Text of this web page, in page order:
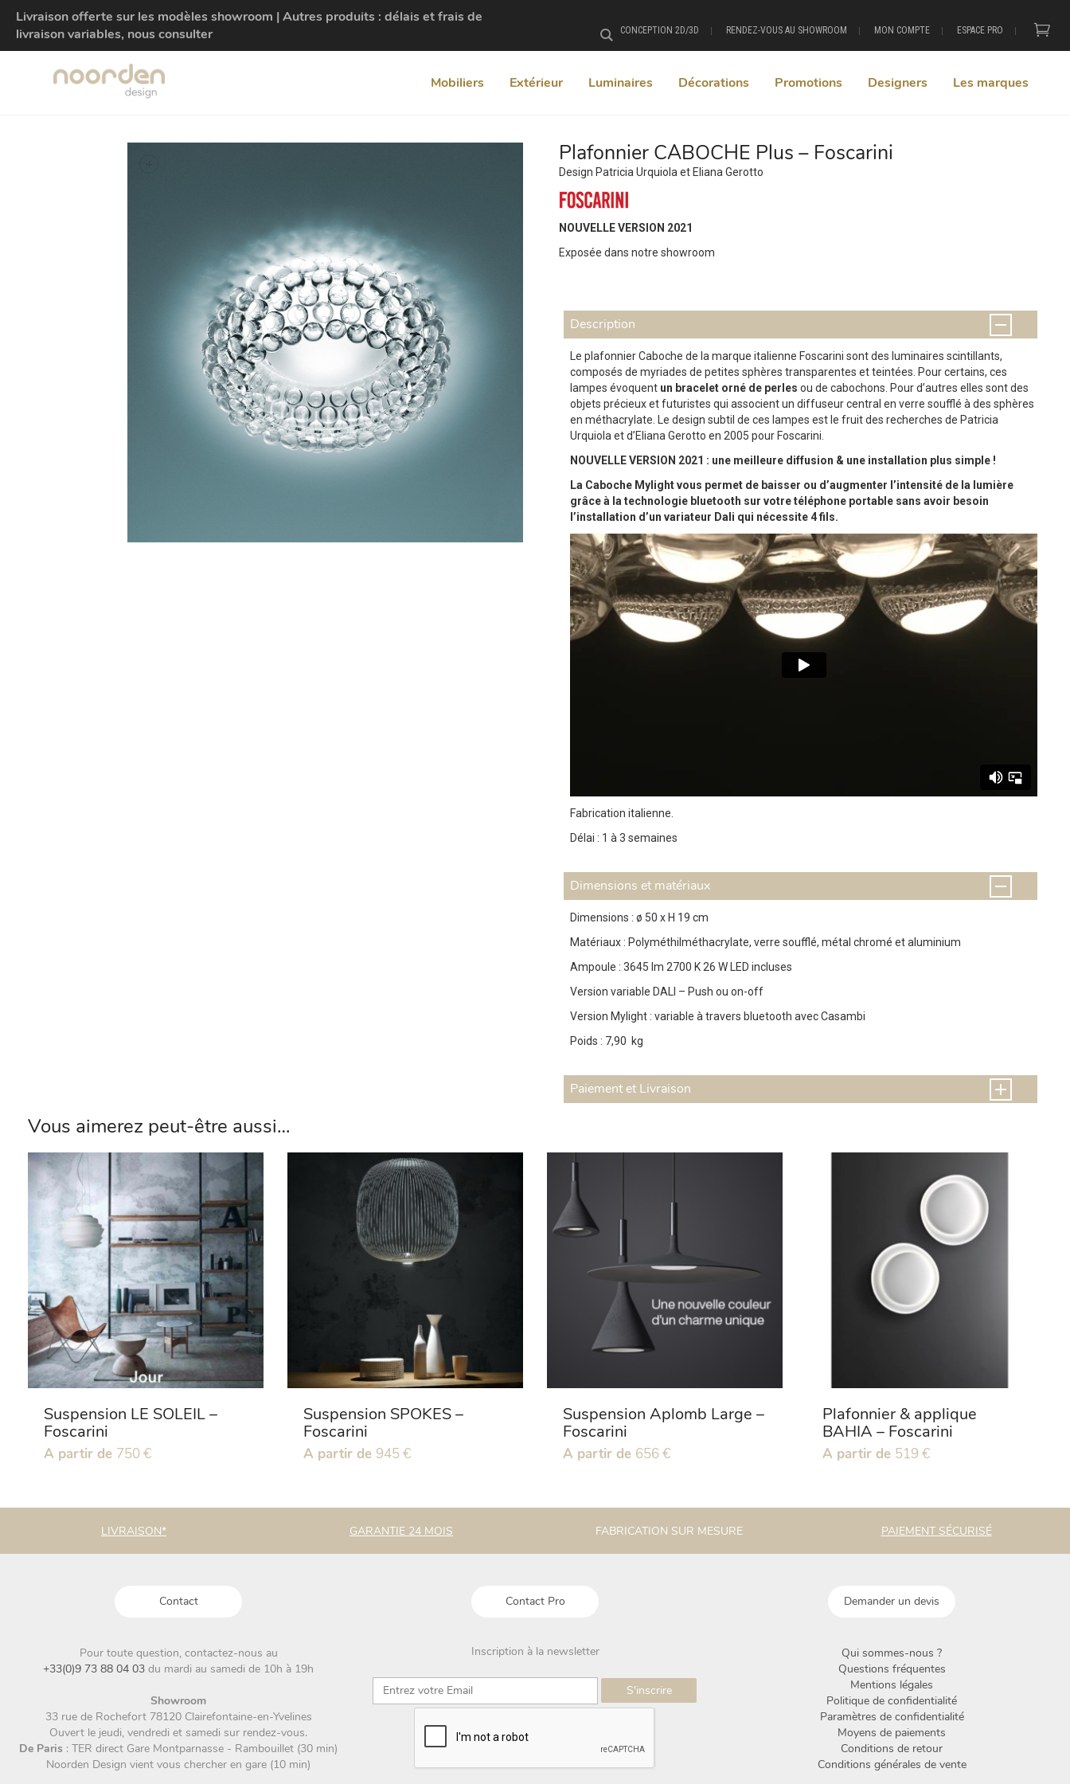
Livraison offerte sur les modèles showroom | Autres produits : délais et frais de
livraison variables, nous consulter
CONCEPTION 2D/3D RENDEZ-VOUS AU SHOWROOM MON COMPTE ESPACE PRO
Mobiliers Extérieur Luminaires Décorations Promotions Designers Les marques
Rechercher
Plafonnier CABOCHE Plus – Foscarini
Design Patricia Urquiola et Eliana Gerotto
NOUVELLE VERSION 2021
Exposée dans notre showroom
Description
Le plafonnier Caboche de la marque italienne Foscarini sont des luminaires scintillants,
composés de myriades de petites sphères transparentes et teintées. Pour certains, ces
lampes évoquent un bracelet orné de perles ou de cabochons. Pour d’autres elles sont des
objets précieux et futuristes qui associent un diffuseur central en verre soufflé à des sphères
en méthacrylate. Le design subtil de ces lampes est le fruit des recherches de Patricia
Urquiola et d’Eliana Gerotto en 2005 pour Foscarini.
NOUVELLE VERSION 2021 : une meilleure diffusion & une installation plus simple !
La Caboche Mylight vous permet de baisser ou d’augmenter l’intensité de la lumière
grâce à la technologie bluetooth sur votre téléphone portable sans avoir besoin
l’installation d’un variateur Dali qui nécessite 4 fils.
Fabrication italienne.
Délai : 1 à 3 semaines
Dimensions et matériaux
Dimensions : ø 50 x H 19 cm
Matériaux : Polyméthilméthacrylate, verre soufflé, métal chromé et aluminium
Ampoule : 3645 lm 2700 K 26 W LED incluses
Version variable DALI – Push ou on-off
Version Mylight : variable à travers bluetooth avec Casambi
Poids : 7,90 kg
Paiement et Livraison
Vous aimerez peut-être aussi…
Suspension LE SOLEIL –
Foscarini
Ce
plusieurs
options
page
A partir de 750€
Suspension SPOKES –
Foscarini
Ce
plusieurs
variations.
options
page
A partir de 945€
Suspension Aplomb Large –
Foscarini
Ce
plusieurs
variations.
options
la
du
produit
A partir de 656 €
Plafonnier & applique
BAHIA – Foscarini
Ce
plusieurs
options
page
produit
A partir de 519 €
LIVRAISON* GARANTIE 24 MOIS FABRICATION SUR MESURE PAIEMENT SÉCURISÉ
Contact Contact Pro Demander un devis
Pour toute question, contactez-nous au
+33(0)9 73 88 04 03 du mardi au samedi de 10h à 19h
Showroom
33 rue de Rochefort 78120 Clairefontaine-en-Yvelines
Ouvert le jeudi, vendredi et samedi sur rendez-vous.
De Paris : TER direct Gare Montparnasse - Rambouillet (30 min)
Noorden Design vient vous chercher en gare (10 min)
Inscription à la newsletter
Qui sommes-nous ?
Questions fréquentes
Mentions légales
Politique de confidentialité
Paramètres de confidentialité
Moyens de paiements
Conditions de retour
Conditions générales de vente